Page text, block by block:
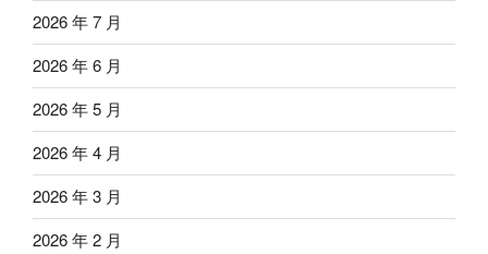
2026 年 7 月
2026 年 6 月
2026 年 5 月
2026 年 4 月
2026 年 3 月
2026 年 2 月